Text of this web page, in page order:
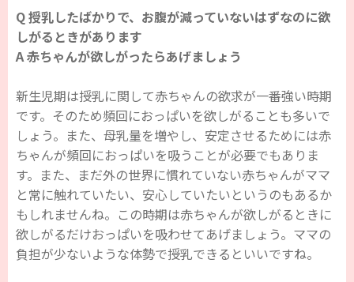
Q 授乳したばかりで、お腹が減っていないはずなのに欲
しがるときがあります
A 赤ちゃんが欲しがったらあげましょう
新生児期は授乳に関して赤ちゃんの欲求が一番強い時期
です。そのため頻回におっぱいを欲しがることも多いで
しょう。また、母乳量を増やし、安定させるためには赤
ちゃんが頻回におっぱいを吸うことが必要でもありま
す。また、まだ外の世界に慣れていない赤ちゃんがママ
と常に触れていたい、安心していたいというのもあるか
もしれませんね。この時期は赤ちゃんが欲しがるときに
欲しがるだけおっぱいを吸わせてあげましょう。ママの
負担が少ないような体勢で授乳できるといいですね。